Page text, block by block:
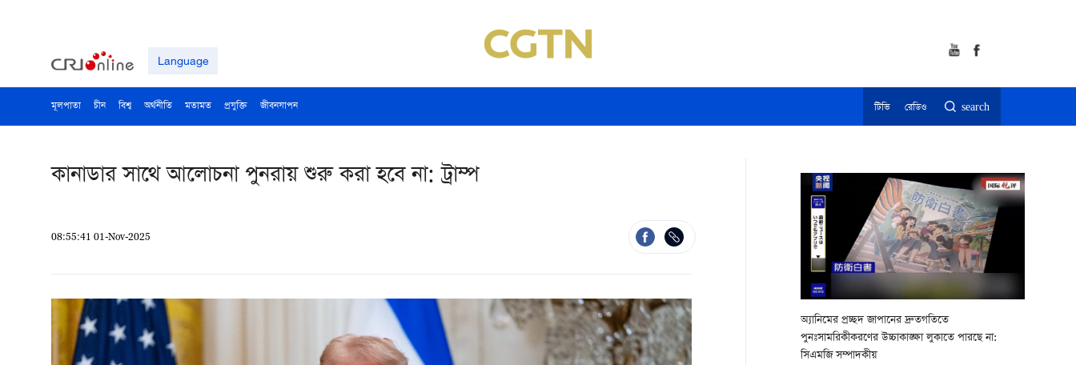
Language
মূলপাতা চীন বিশ্ব অর্থনীতি মতামত প্রযুক্তি জীবনযাপন টিভি রেডিও search
কানাডার সাথে আলোচনা পুনরায় শুরু করা হবে না: ট্রাম্প
08:55:41 01-Nov-2025
অ্যানিমের প্রচ্ছদ জাপানের দ্রুতগতিতে
পুনঃসামরিকীকরণের উচ্চাকাঙ্ক্ষা লুকাতে পারছে না:
সিএমজি সম্পাদকীয়